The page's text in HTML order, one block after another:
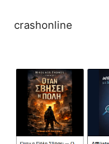
crashonline